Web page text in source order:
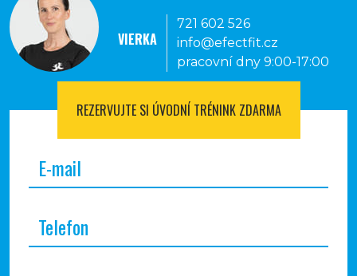
VIERKA
721 602 526
info@efectfit.cz
pracovní dny 9:00-17:00
REZERVUJTE SI ÚVODNÍ TRÉNINK ZDARMA